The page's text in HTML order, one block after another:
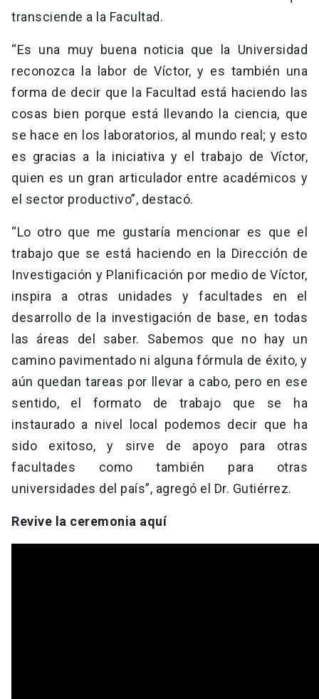
transciende a la Facultad.
“Es una muy buena noticia que la Universidad
reconozca la labor de Víctor, y es también una
forma de decir que la Facultad está haciendo las
cosas bien porque está llevando la ciencia, que
se hace en los laboratorios, al mundo real; y esto
es gracias a la iniciativa y el trabajo de Víctor,
quien es un gran articulador entre académicos y
el sector productivo”, destacó.
“Lo otro que me gustaría mencionar es que el
trabajo que se está haciendo en la Dirección de
Investigación y Planificación por medio de Víctor,
inspira a otras unidades y facultades en el
desarrollo de la investigación de base, en todas
las áreas del saber. Sabemos que no hay un
camino pavimentado ni alguna fórmula de éxito, y
aún quedan tareas por llevar a cabo, pero en ese
sentido, el formato de trabajo que se ha
instaurado a nivel local podemos decir que ha
sido exitoso, y sirve de apoyo para otras
facultades como también para otras
universidades del país”, agregó el Dr. Gutiérrez.
Revive la ceremonia aquí